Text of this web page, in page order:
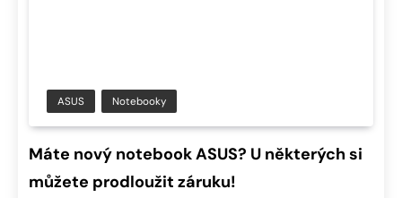
ASUS Notebooky
Máte nový notebook ASUS? U některých si
můžete prodloužit záruku!